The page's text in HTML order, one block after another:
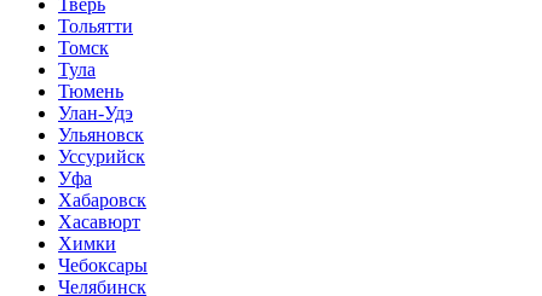
Тольятти
Томск
Тула
Тюмень
Улан-Удэ
Ульяновск
Уссурийск
Уфа
Хабаровск
Хасавюрт
Химки
Чебоксары
Челябинск